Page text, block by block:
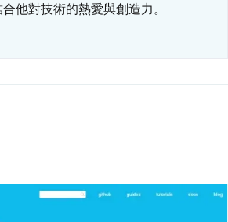
他對技術的熱愛與創造力。